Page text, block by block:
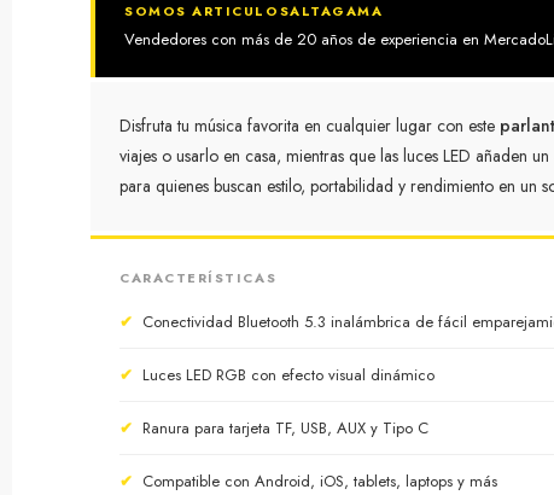
SOMOS ARTICULOSALTAGAMA
Vendedores con más de 20 años de experiencia en
Disfruta tu música favorita en cualquier lugar con este
viajes o usarlo en casa, mientras que las luces LED añaden
para quienes buscan estilo, portabilidad y rendimiento en un
CARACTERÍSTICAS
✔ Conectividad Bluetooth 5.3 inalámbrica de fácil
✔ Luces LED RGB con efecto visual dinámico
✔ Ranura para tarjeta TF, USB, AUX y Tipo C
✔ Compatible con Android, iOS, tablets, laptops y más